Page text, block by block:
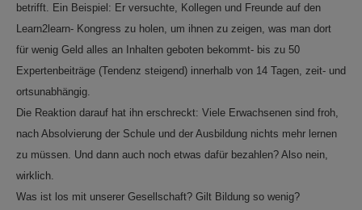
betrifft. Ein Beispiel: Er versuchte, Kollegen und Freunde auf den
Learn2learn- Kongress zu holen, um ihnen zu zeigen, was man dort
für wenig Geld alles an Inhalten geboten bekommt- bis zu 50
Expertenbeiträge (Tendenz steigend) innerhalb von 14 Tagen, zeit- und
ortsunabhängig.
Die Reaktion darauf hat ihn erschreckt: Viele Erwachsenen sind froh,
nach Absolvierung der Schule und der Ausbildung nichts mehr lernen
zu müssen. Und dann auch noch etwas dafür bezahlen? Also nein,
wirklich.
Was ist los mit unserer Gesellschaft? Gilt Bildung so wenig?